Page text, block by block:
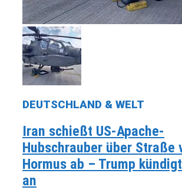
DEUTSCHLAND & WELT
Iran schießt US-Apache-
Hubschrauber über Straße
Hormus ab – Trump
an